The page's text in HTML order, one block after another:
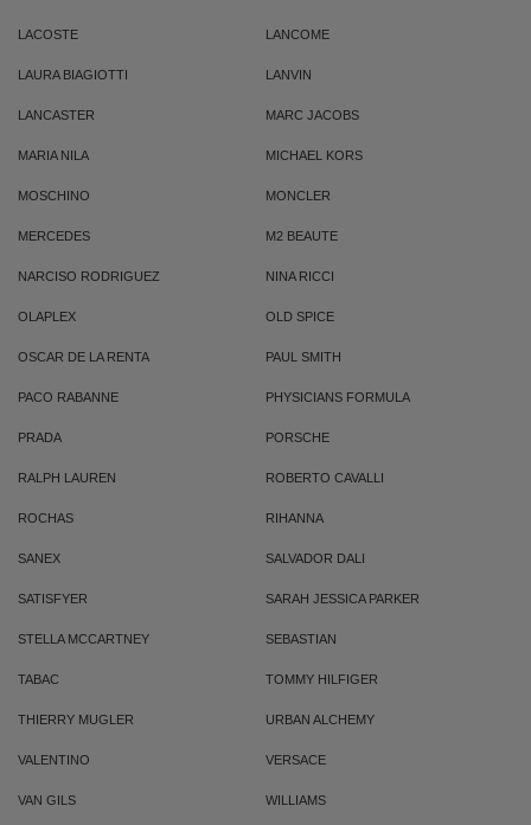
LACOSTE LANCOME
LAURA BIAGIOTTI LANVIN
LANCASTER MARC JACOBS
MARIA NILA MICHAEL KORS
MOSCHINO MONCLER
MERCEDES M2 BEAUTE
NARCISO RODRIGUEZ NINA RICCI
OLAPLEX OLD SPICE
OSCAR DE LA RENTA PAUL SMITH
PACO RABANNE PHYSICIANS FORMULA
PRADA PORSCHE
RALPH LAUREN ROBERTO CAVALLI
ROCHAS RIHANNA
SANEX SALVADOR DALI
SATISFYER SARAH JESSICA PARKER
STELLA MCCARTNEY SEBASTIAN
TABAC TOMMY HILFIGER
THIERRY MUGLER URBAN ALCHEMY
VALENTINO VERSACE
VAN GILS WILLIAMS